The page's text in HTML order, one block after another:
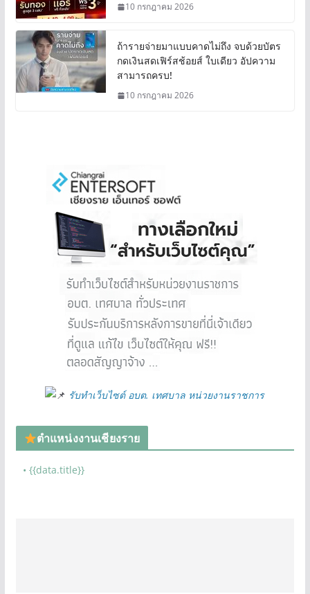
10 กรกฎาคม 2026
ถ้ารายจ่ายมาแบบคาดไม่ถึง จบด้วยบัตร
กดเงินสดเฟิร์สช้อยส์ ใบเดียว อัปความ
สามารถครบ!
10 กรกฎาคม 2026
รับทำเว็บไซต์ อบต. เทศบาล หน่วยงานราชการ
ตำแหน่งงานเชียงราย
• {{data.title}}